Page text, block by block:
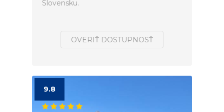
Slovensku.
OVERIŤ DOSTUPNOSŤ
9.8